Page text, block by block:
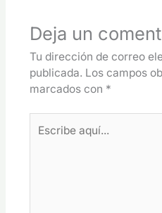
Deja un
Tu dirección de correo
publicada. Los campos
marcados con *
aquí...